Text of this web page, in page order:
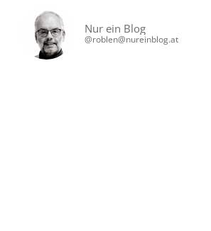
Nur ein Blog
@roblen@nureinblog.at